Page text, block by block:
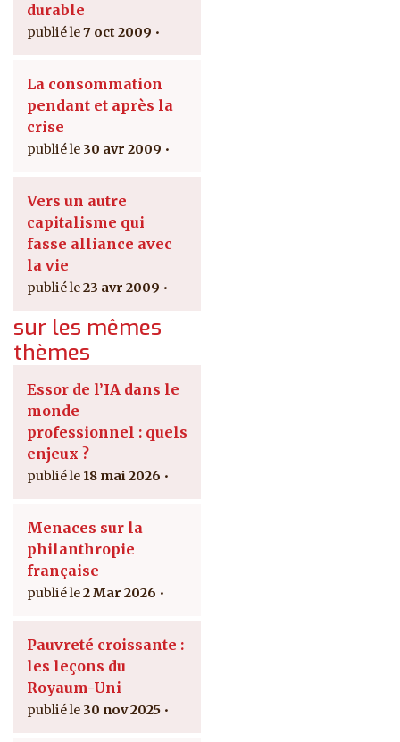
durable
7 oct 2009
La consommation
pendant et après la
crise
30 avr 2009
Vers un autre
capitalisme qui
fasse alliance avec
la vie
23 avr 2009
sur les mêmes
thèmes
Essor de l’IA dans le
monde
professionnel : quels
enjeux ?
18 mai 2026
Menaces sur la
philanthropie
française
2 Mar 2026
Pauvreté croissante :
les leçons du
Royaum-Uni
30 nov 2025